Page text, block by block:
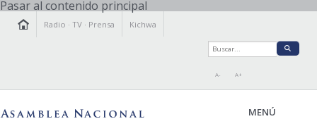
Pasar al contenido principal
Radio ·TV · Prensa Kichwa
A- A+
MENÚ